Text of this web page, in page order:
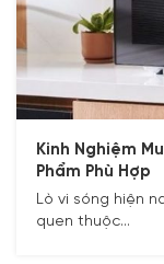
Kinh Nghiệm
Phẩm Phù Hợp
Lò vi sóng hiện
quen thuộc...